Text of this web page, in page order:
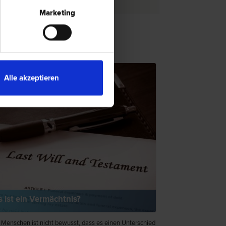
Marketing
Alle akzeptieren
ist ein Vermächtnis?
ist nicht bewusst, dass es einen Unterschied